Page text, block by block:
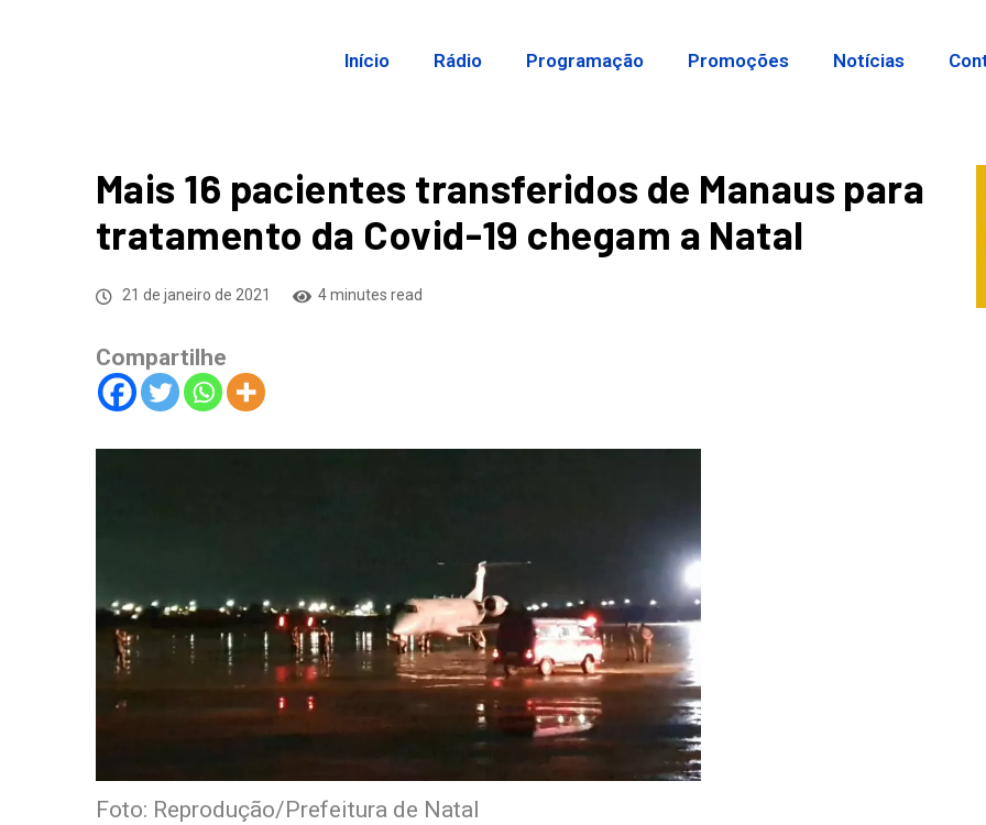
Início Rádio Programação Promoções Notícias
Mais 16 pacientes transferidos de Manaus para
tratamento da Covid-19 chegam a Natal
21 de janeiro de 2021 4 minutes read
Compartilhe
Foto: Reprodução/Prefeitura de Natal